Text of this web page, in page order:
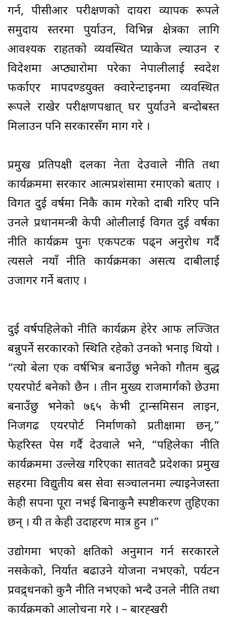
गर्न, पीसीआर परीक्षणको दायरा व्यापक रूपले
समुदाय स्तरमा पुर्याउन, विभिन्न क्षेत्रका लागि
आवश्यक राहतको व्यवस्थित प्याकेज ल्याउन र
विदेशमा अप्ठ्यारोमा परेका नेपालीलाई स्वदेश
फर्काएर मापदण्डयुक्त क्वारेन्टाइनमा व्यवस्थित
रूपले राखेर परीक्षणपश्चात् घर पुर्याउने बन्दोबस्त
मिलाउन पनि सरकारसँग माग गरे ।
प्रमुख प्रतिपक्षी दलका नेता देउवाले नीति तथा
कार्यक्रममा सरकार आत्मप्रशंसामा रमाएको बताए ।
विगत दुई वर्षमा निकै काम गरेको दाबी गरिए पनि
उनले प्रधानमन्त्री केपी ओलीलाई विगत दुई वर्षका
नीति कार्यक्रम पुनः एकपटक पढ्न अनुरोध गर्दै
त्यसले नयाँ नीति कार्यक्रमका असत्य दाबीलाई
उजागर गर्ने बताए ।
दुई वर्षपहिलेको नीति कार्यक्रम हेरेर आफैं लज्जित
बन्नुपर्ने सरकारको स्थिति रहेको उनको भनाइ थियो ।
“त्यो बेला एक वर्षभित्र बनाउँछु भनेको गौतम बुद्ध
एयरपोर्ट बनेको छैन । तीन मुख्य राजमार्गको छेउमा
बनाउँछु भनेको ७६५ केभी ट्रान्समिसन लाइन,
निजगढ एयरपोर्ट निर्माणको प्रतीक्षामा छन्,”
फेहरिस्त पेस गर्दै देउवाले भने, “पहिलेका नीति
कार्यक्रममा उल्लेख गरिएका सातवटै प्रदेशका प्रमुख
सहरमा विद्युतीय बस सेवा सञ्चालनमा ल्याइनेजस्ता
केही सपना पूरा नभई बिनाकुनै स्पष्टीकरण तुहिएका
छन् । यी त केही उदाहरण मात्र हुन ।”
उद्योगमा भएको क्षतिको अनुमान गर्न सरकारले
नसकेको, निर्यात बढाउने योजना नभएको, पर्यटन
प्रवद्र्धनको कुनै नीति नभएको भन्दै उनले नीति तथा
कार्यक्रमको आलोचना गरे । – बारह्खरी